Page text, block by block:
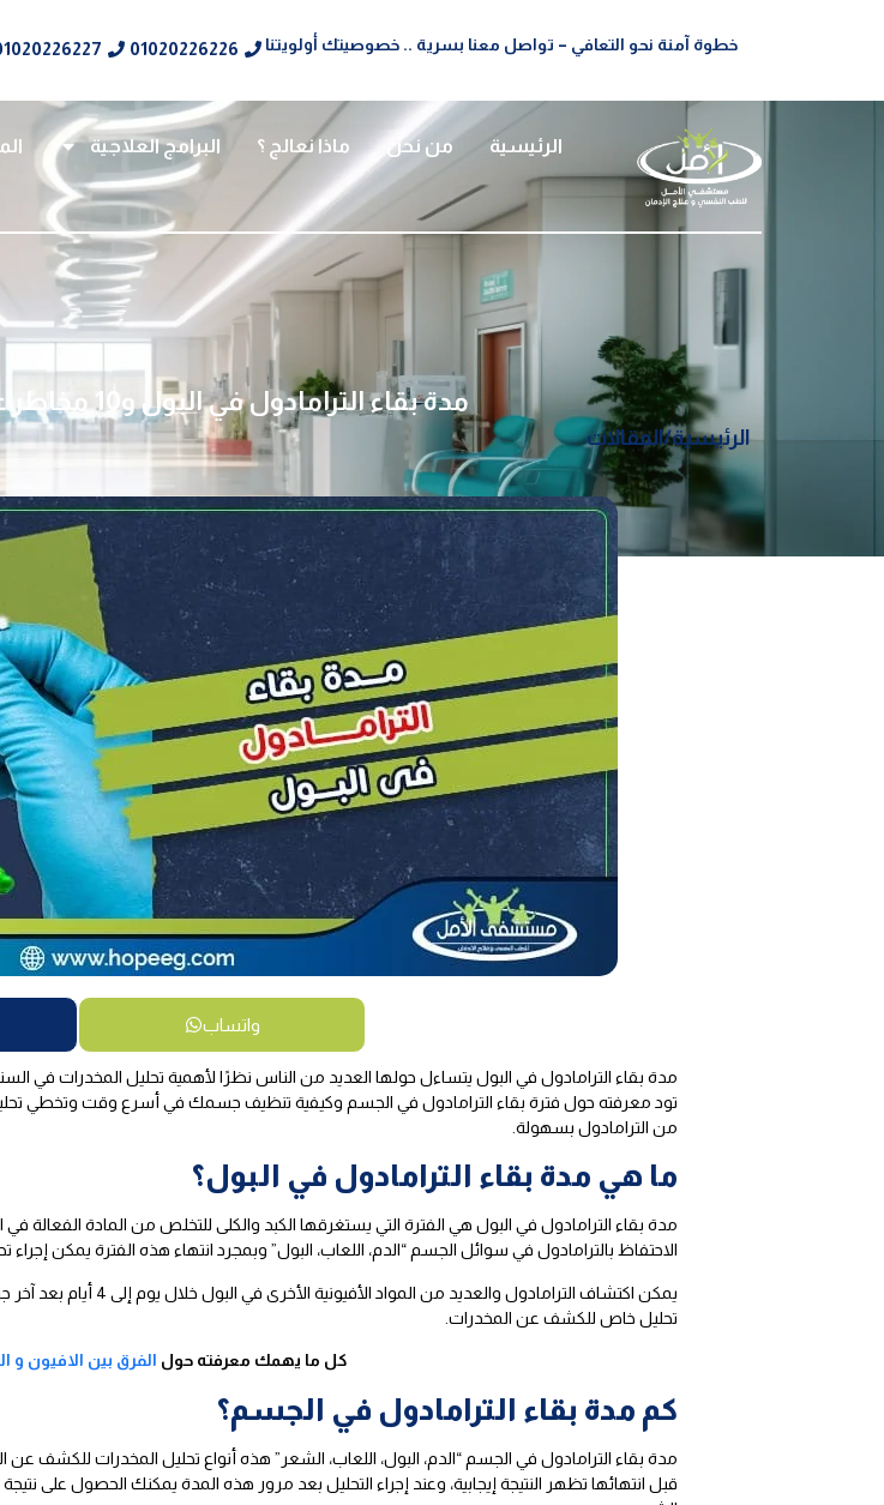
خطوة آمنة نحو التعافي – تواصل معنا بسرية .. خصوصيتك أولويتنا 01020226226
الرئيسية من نحن ماذا نعالج ؟ البرامج العلاجية
مدة بقاء الترامادول في البول و10 مخاطر عند ايقاف تعاطي الترامادول
الرئيسية/المقالات
واتساب
مدة بقاء الترامادول في البول يتساءل حولها العديد من الناس نظرًا لأهمية تحليل المخدرات في
تود معرفته حول فترة بقاء الترامادول في الجسم وكيفية تنظيف جسمك في أسرع وقت وتخطي
من الترامادول بسهولة.
ما هي مدة بقاء الترامادول في البول؟
مدة بقاء الترامادول في البول هي الفترة التي يستغرقها الكبد والكلى للتخلص من المادة الفعالة
الاحتفاظ بالترامادول في سوائل الجسم “الدم، اللعاب، البول” وبمجرد انتهاء هذه الفترة يمكن إجراء
يمكن اكتشاف الترامادول
تحليل خاص للكشف عن المخدرات.
كل ما يهمك معرفته حول الفرق بين الافيون و
كم مدة بقاء الترامادول في الجسم؟
مدة بقاء الترامادول في الجسم “الدم، البول، اللعاب، الشعر” هذه أنواع تحليل المخدرات للكشف
قبل انتهائها تظهر النتيجة إيجابية، وعند إجراء التحليل بعد مرور هذه المدة يمكنك الحصول على